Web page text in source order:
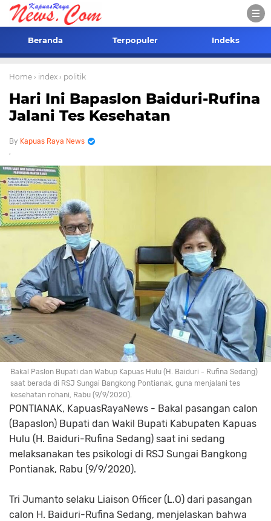
Beranda Terpopuler Indeks
Home › index › politik
Hari Ini Bapaslon Baiduri-Rufina
Jalani Tes Kesehatan
Kapuas Raya News
Bakal Paslon Bupati dan Wabup Kapuas Hulu (H. Baiduri - Rufina Sedang)
saat berada di RSJ Sungai Bangkong Pontianak, guna menjalani tes
kesehatan rohani, Rabu (9/9/2020).
PONTIANAK, KapuasRayaNews - Bakal pasangan calon
(Bapaslon) Bupati dan Wakil Bupati Kabupaten Kapuas
Hulu (H. Baiduri-Rufina Sedang) saat ini sedang
melaksanakan tes psikologi di RSJ Sungai Bangkong
Pontianak, Rabu (9/9/2020).
Tri Jumanto selaku Liaison Officer (L.O) dari pasangan
calon H. Baiduri-Rufina Sedang, menjelaskan bahwa